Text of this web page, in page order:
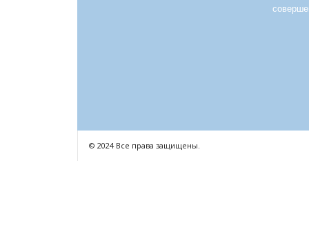
© 2024 Все права защищены.